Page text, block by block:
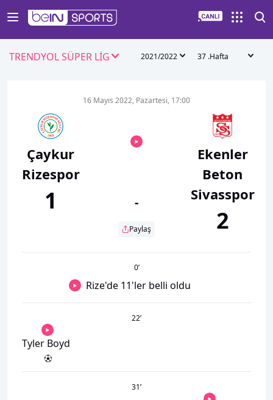
TRENDYOL SÜPER LİG 2021/2022 37 .Hafta
Çaykur
Rizespor
1
16 Mayıs 2022, Pazartesi, 17:00
-
Paylaş
Ekenler
Beton
Sivasspor
2
0’
Rize'de 11'ler belli oldu
22’
Tyler Boyd
31’